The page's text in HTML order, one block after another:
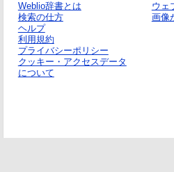
Weblio辞書とは
検索の仕方
ヘルプ
利用規約
プライバシーポリシー
クッキー・アクセスデータ
について
ウェ
画像